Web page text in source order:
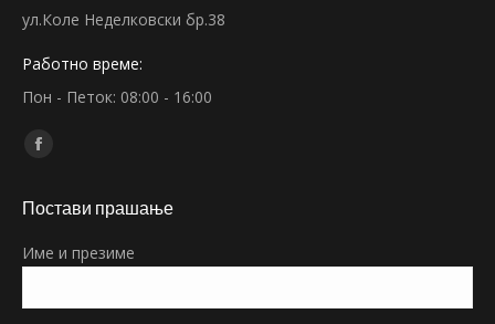
ул.Коле Неделковски бр.38
Работно време:
Пон - Петок: 08:00 - 16:00
Find us on:
Facebook
opens
new
Постави прашање
Име и презиме